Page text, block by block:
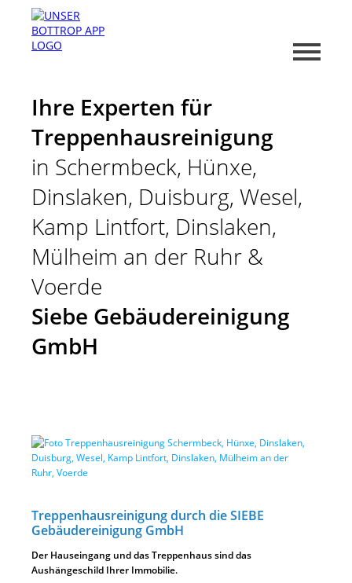
Ihre Experten für
Treppenhausreinigung
in Schermbeck, Hünxe,
Dinslaken, Duisburg, Wesel,
Kamp Lintfort, Dinslaken,
Mülheim an der Ruhr &
Voerde
Siebe Gebäudereinigung
GmbH
Treppenhausreinigung durch die SIEBE
Gebäudereinigung GmbH
Der Hauseingang und das Treppenhaus sind das
Aushängeschild Ihrer Immobilie.